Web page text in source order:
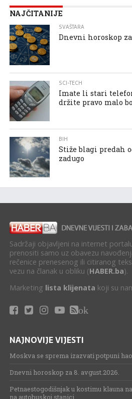
NAJČITANIJE
SVAŠTARA
Dnevni horoskop za
SCI-TECH
Imate li stari
držite pravo malo
BIH
Stiže blagi predah
zadugo
Sadržaji objavljeni na internet
prenositi samo uz obavezu
rečenice prenesenog ili citiranog
vezu na članak u obliku (HABER.ba).
Marketing lista klijenata koji su
ok
NAJNOVIJE VIJESTI
Moskva se sprema izazvati potpuni
Dnevni horoskop za 8. avgust.2026.
Petnaestogodišnjak u kostimu klauna
na autobuskoj stanici